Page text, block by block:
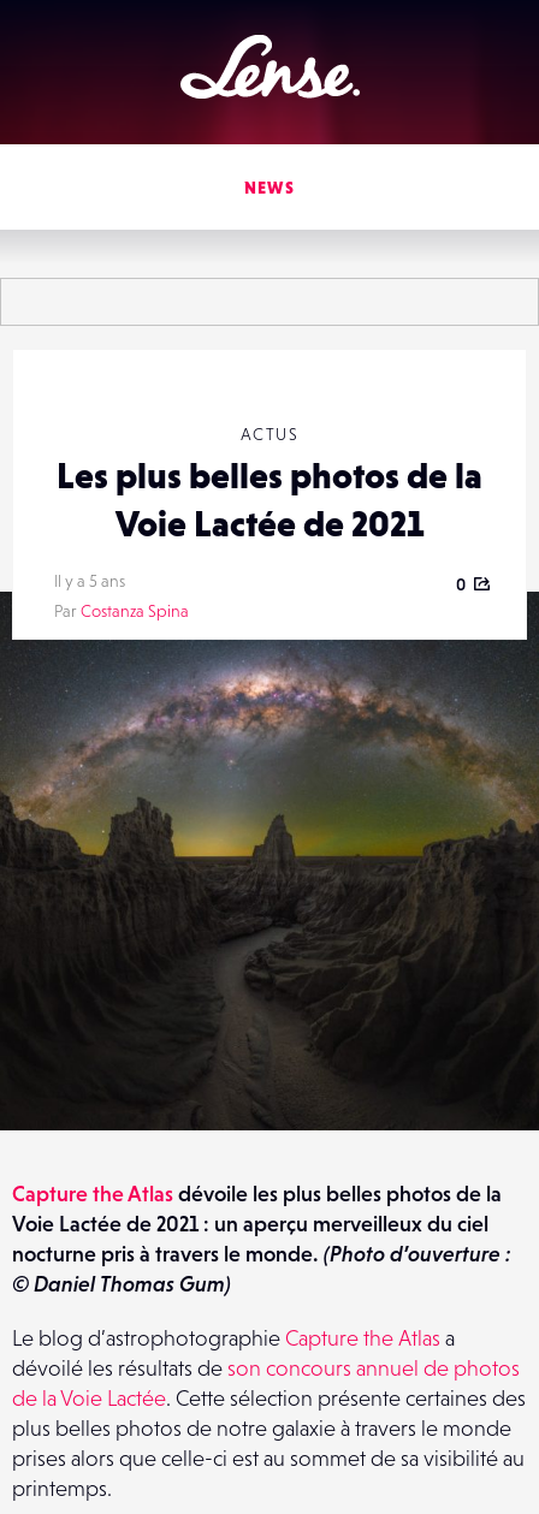
NEWS
ACTUS
Les plus belles photos de la
Voie Lactée de 2021
Il y a 5 ans
ParCostanza Spina
0
Capture the Atlasdévoile les plus belles photos de la
Voie Lactée de 2021 : un aperçu merveilleux du ciel
nocturne pris à travers le monde. (Photo d’ouverture :
© Daniel Thomas Gum)
Le blog d’astrophotographieCapture the Atlas a
dévoilé les résultats de son concours annuel de photos
de la Voie Lactée. Cette sélection présente certaines des
plus belles photos de notre galaxie à travers le monde
prises alors que celle-ci est au sommet de sa visibilité au
printemps.